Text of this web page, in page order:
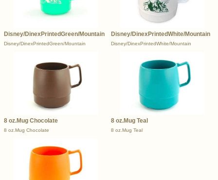
Disney/DinexPrintedGreen/Mountain
Disney/DinexPrintedGreen/Mountain
Disney/DinexPrintedWhite/Mountain
Disney/DinexPrintedWhite/Mountain
8 oz.Mug Chocolate
8 oz.Mug Chocolate
8 oz.Mug Teal
8 oz.Mug Teal